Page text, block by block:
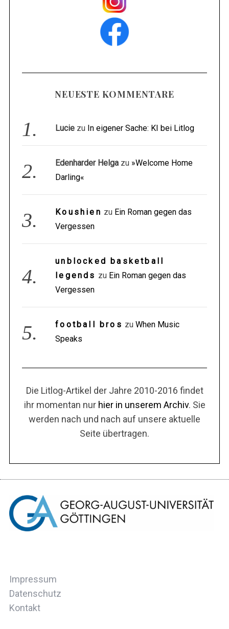
NEUESTE KOMMENTARE
Lucie zu In eigener Sache: KI bei Litlog
Edenharder Helga zu »Welcome Home
Darling«
Koushien zu Ein Roman gegen das
Vergessen
unblocked basketball
legends zu Ein Roman gegen das
Vergessen
football bros zu When Music
Speaks
Die Litlog-Artikel der Jahre 2010-2016 findet
ihr momentan nur hier in unserem Archiv. Sie
werden nach und nach auf unsere aktuelle
Seite übertragen.
Impressum
Datenschutz
Kontakt